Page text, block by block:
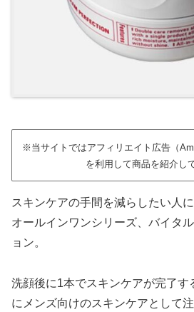
※当サイトではアフィリエイト広告（
を利用して商品を紹介し
スキンケアの手間を減らしたい人
オールインワンシリーズ、バイタ
ョン。
洗顔後に1本でスキンケアが完了す
にメンズ向けのスキンケアとして